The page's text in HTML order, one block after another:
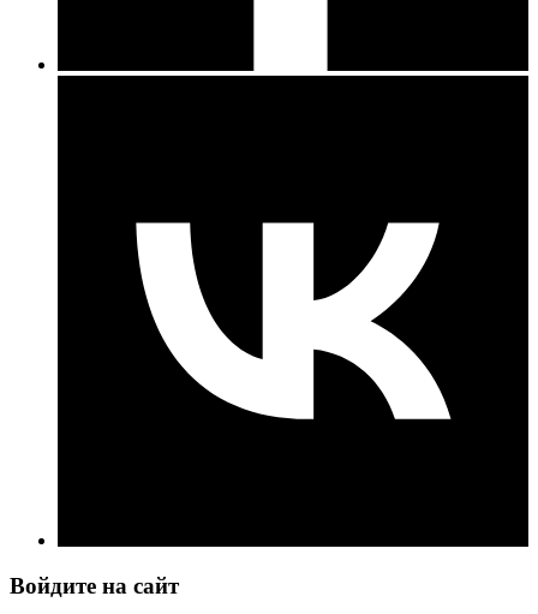
Войдите на сайт